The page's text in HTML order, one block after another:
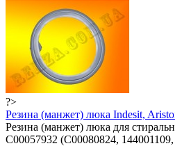
?>
Резина (манжет) люка Indesit,
Резина (манжет) люка для
C00057932 (С00080824,